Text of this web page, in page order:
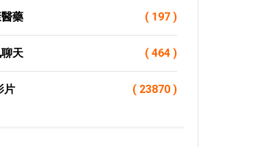
藥 ( 197 )
天 ( 464 )
片 ( 23870 )